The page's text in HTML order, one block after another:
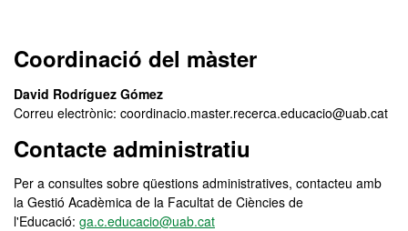
Coordinació del màster
David Rodríguez Gómez
Correu electrònic: coordinacio.master.recerca.educacio@uab.cat
Contacte administratiu
Per a consultes sobre qüestions administratives, contacteu amb
la Gestió Acadèmica de la Facultat de Ciències de
l'Educació: ga.c.educacio@uab.cat